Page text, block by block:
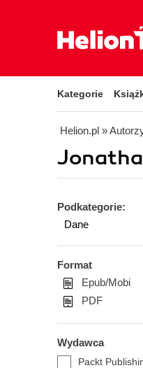
Kategorie
Helion.pl »
Podkategorie:
Dane
Format
Epub/Mobi
PDF
Wydawca
Packt